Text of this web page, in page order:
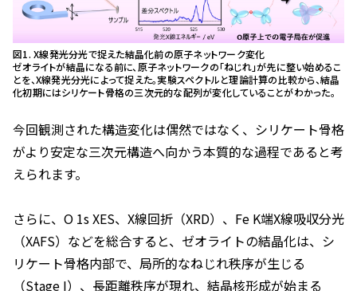
図1. X線発光分光で捉えた結晶化前の原子ネットワーク変化
ゼオライトが結晶になる前に、原子ネットワークの「ねじれ」が先に整い始めるこ
とを、X線発光分光によって捉えた。実験スペクトルと理論計算の比較から、結晶
化初期にはシリケート骨格の三次元的な配列が変化していることがわかった。
今回観測された構造変化は偶然ではなく、シリケート骨格
がより安定な三次元構造へ向かう本質的な過程であると考
えられます。
さらに、O 1s XES、X線回折（XRD）、Fe K端X線吸収分光
（XAFS）などを総合すると、ゼオライトの結晶化は、シ
リケート骨格内部で、局所的なねじれ秩序が生じる
（Stage I）、長距離秩序が現れ、結晶核形成が始まる